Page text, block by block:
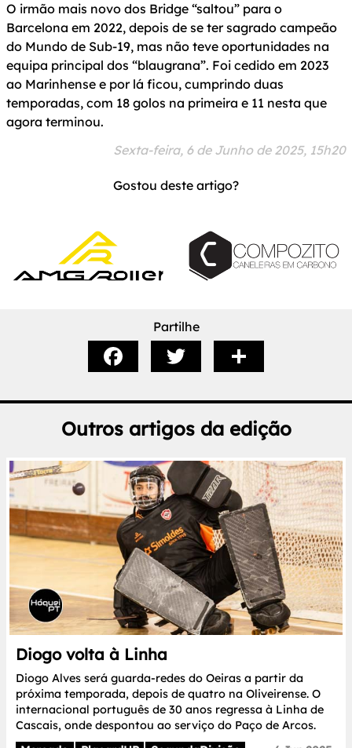
O irmão mais novo dos Bridge “saltou” para o
Barcelona em 2022, depois de se ter sagrado campeão
do Mundo de Sub-19, mas não teve oportunidades na
equipa principal dos “blaugrana”. Foi cedido em 2023
ao Marinhense e por lá ficou, cumprindo duas
temporadas, com 18 golos na primeira e 11 nesta que
agora terminou.
Sexta-feira, 6 de Junho de 2025, 15h20
Gostou deste artigo?
Partilhe
Outros artigos da edição
Diogo volta à Linha
Diogo Alves será guarda-redes do Oeiras a partir da
próxima temporada, depois de quatro na Oliveirense. O
internacional português de 30 anos regressa à Linha de
Cascais, onde despontou ao serviço do Paço de Arcos.